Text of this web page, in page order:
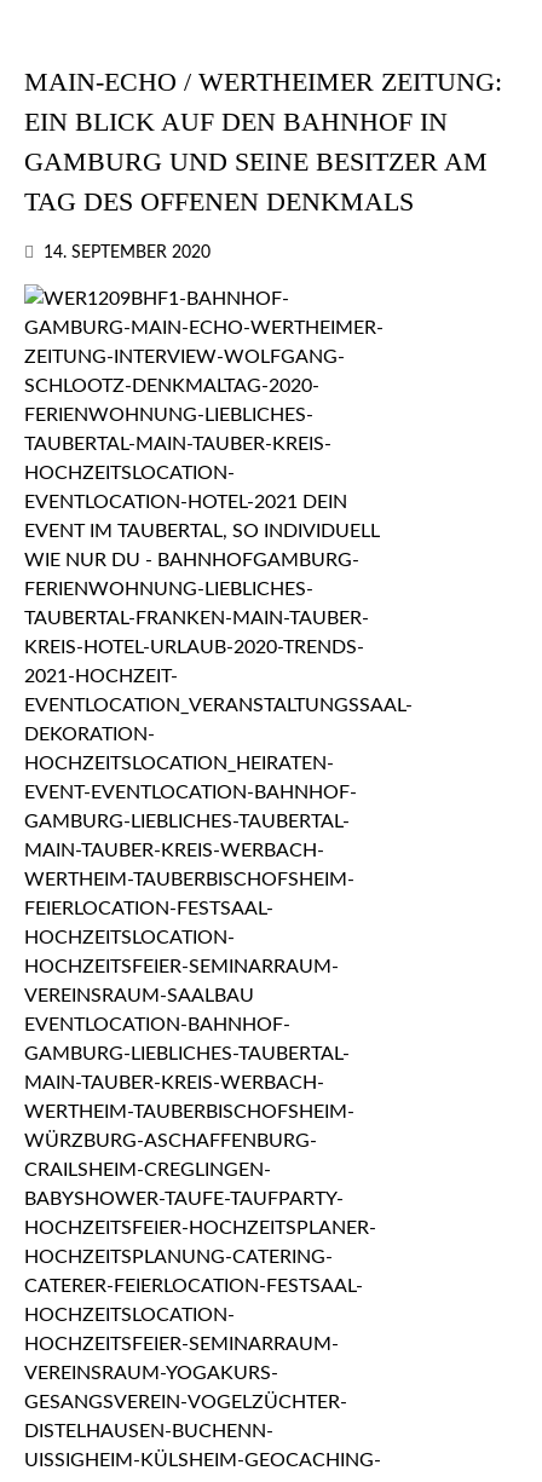
MAIN-ECHO / WERTHEIMER ZEITUNG:
EIN BLICK AUF DEN BAHNHOF IN
GAMBURG UND SEINE BESITZER AM
TAG DES OFFENEN DENKMALS
14. SEPTEMBER 2020